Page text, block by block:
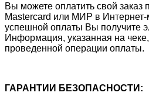
Вы можете оплатить свой заказ
Mastercard или МИР в
успешной оплаты Вы получите
Информация, указанная на
проведенной операции оплаты.
ГАРАНТИИ БЕЗОПАСНОСТИ: